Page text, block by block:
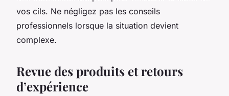
vos cils. Ne négligez pas les conseils
professionnels lorsque la situation devient
complexe.
Revue des produits et retours
d’expérience